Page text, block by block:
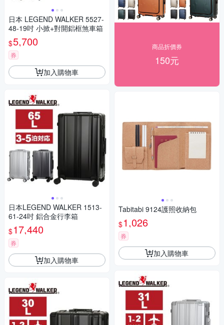
日本 LEGEND WALKER 5527-
48-19吋 小掀+對開鋁框煞車箱
$5,700
券
加入購物車
日本LEGEND WALKER 1513-
61-24吋 鋁合金行李箱
$17,440
券
加入購物車
商品折價券
150元
Tabitabi 9124護照收納包
$1,026
券
加入購物車